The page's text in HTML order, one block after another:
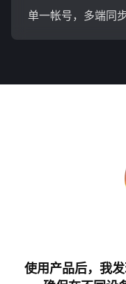
单一帐号，多端同
使用产品后，我